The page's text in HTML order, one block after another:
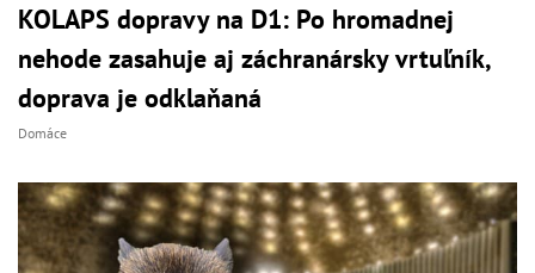
KOLAPS dopravy na D1: Po hromadnej
nehode zasahuje aj záchranársky vrtuľník,
doprava je odklaňaná
Domáce